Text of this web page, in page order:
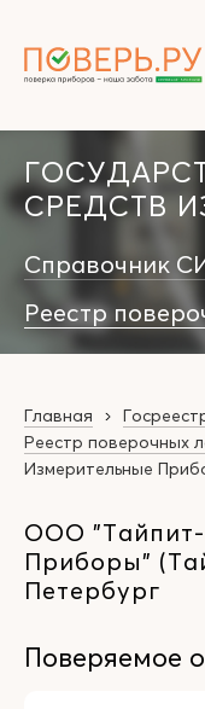
СРЕДСТВ
Справочник
Реестр
Главная
Реестр поверочных
Измерительные
ООО
Приборы"
Петербург
Поверяемое